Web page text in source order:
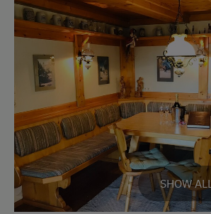
Parking
Free Parking
Accommodation
Rent a Cabin
Sleeps max. 6 people
Cabin Open in Winter
Redesigned Mountain Farm
SHOW